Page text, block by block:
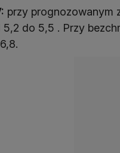
przy prognozowanym
do 5,5 . Przy